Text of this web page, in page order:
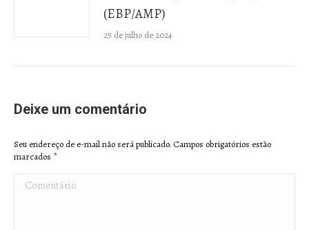
(EBP/AMP)
25 de julho de 2024
Deixe um comentário
Seu endereço de e-mail não será publicado. Campos obrigatórios estão
marcados *
Comentário